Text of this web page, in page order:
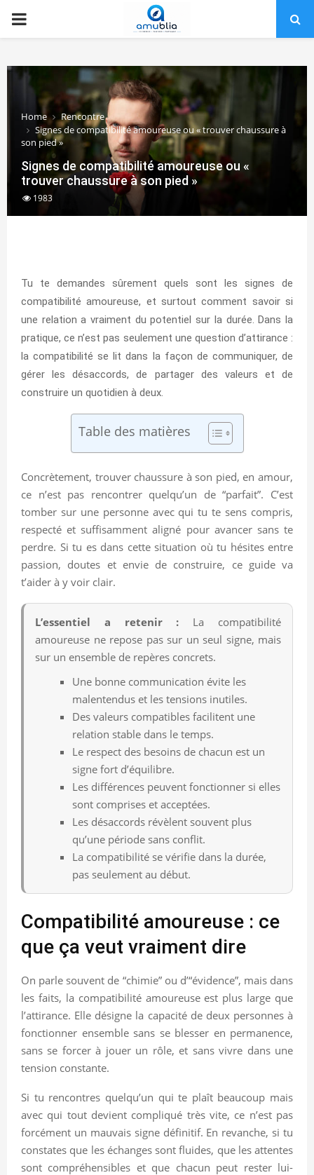
PRIMARY
Home
Rencontre
Signes de compatibilité amoureuse ou « trouver chaussure à
son pied »
Signes de compatibilité amoureuse ou «
trouver chaussure à son pied »
1983
Tu te demandes sûrement quels sont les signes de
compatibilité amoureuse, et surtout comment savoir si
une relation a vraiment du potentiel sur la durée. Dans la
pratique, ce n’est pas seulement une question d’attirance :
la compatibilité se lit dans la façon de communiquer, de
gérer les désaccords, de partager des valeurs et de
construire un quotidien à deux.
Table des matières
Concrètement, trouver chaussure à son pied, en amour,
ce n’est pas rencontrer quelqu’un de “parfait”. C’est
tomber sur une personne avec qui tu te sens compris,
respecté et suffisamment aligné pour avancer sans te
perdre. Si tu es dans cette situation où tu hésites entre
passion, doutes et envie de construire, ce guide va
t’aider à y voir clair.
L’essentiel a retenir : La compatibilité
amoureuse ne repose pas sur un seul signe, mais
sur un ensemble de repères concrets.
Une bonne communication évite les
malentendus et les tensions inutiles.
Des valeurs compatibles facilitent une
relation stable dans le temps.
Le respect des besoins de chacun est un
signe fort d’équilibre.
Les différences peuvent fonctionner si elles
sont comprises et acceptées.
Les désaccords révèlent souvent plus
qu’une période sans conflit.
La compatibilité se vérifie dans la durée,
pas seulement au début.
Compatibilité amoureuse : ce
que ça veut vraiment dire
On parle souvent de “chimie” ou d’“évidence”, mais dans
les faits, la compatibilité amoureuse est plus large que
l’attirance. Elle désigne la capacité de deux personnes à
fonctionner ensemble sans se blesser en permanence,
sans se forcer à jouer un rôle, et sans vivre dans une
tension constante.
Si tu rencontres quelqu’un qui te plaît beaucoup mais
avec qui tout devient compliqué très vite, ce n’est pas
forcément un mauvais signe définitif. En revanche, si tu
constates que les échanges sont fluides, que les attentes
sont compréhensibles et que chacun peut rester lui-